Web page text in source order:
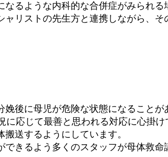
るような内科的な合併症がみられ
リストの先生方と連携しながら、
後に母児が危険な状態になること
応じて最善と思われる対応に心掛
送するようにしています。
きるよう多くのスタッフが母体救